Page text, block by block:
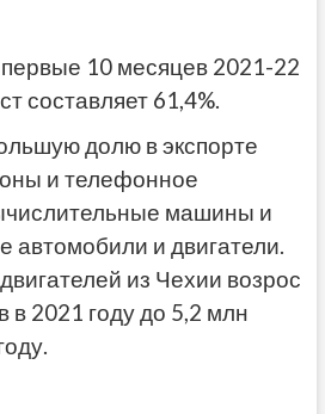
10 месяцев 2021-22
составляет 61,4%.
долю в экспорте
и телефонное
машины и
автомобили и двигатели.
из Чехии возрос
в 2021 году до 5,2 млн